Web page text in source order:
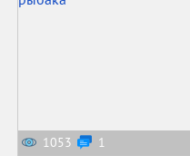
1053 1